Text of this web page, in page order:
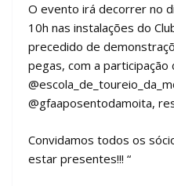
O evento irá decorrer no
10h nas instalações do
precedido de
pegas, com a participação
@gfaaposentodamoita,
Convidamos todos os
estar presentes!!! “